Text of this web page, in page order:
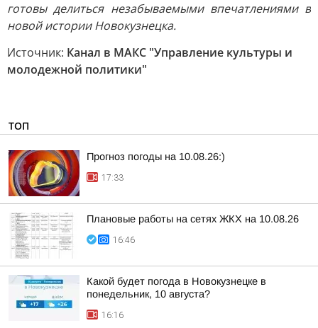
готовы делиться незабываемыми впечатлениями в
новой истории Новокузнецка.
Источник: Канал в МАКС "Управление культуры и
молодежной политики"
ТОП
Прогноз погоды на 10.08.26:)
17:33
Плановые работы на сетях ЖКХ на 10.08.26
16:46
Какой будет погода в Новокузнецке в
понедельник, 10 августа?
16:16